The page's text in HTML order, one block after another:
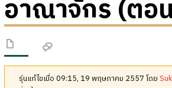
อาณาจักร (ตอ
รุ่นแก้ไขเมื่อ 09:15, 19 พฤษภาคม 2557 โดย